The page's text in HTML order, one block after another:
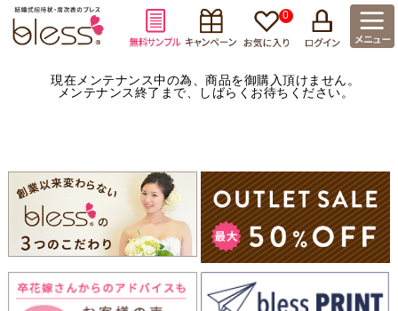
0
現在メンテナンス中の為、商品を御購入頂けません。
メンテナンス終了まで、しばらくお待ちください。